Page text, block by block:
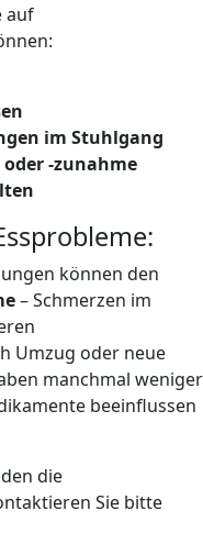
auf
im Stuhlgang
-zunahme
können den
– Schmerzen im
Umzug oder neue
manchmal weniger
beeinflussen
die
Sie bitte